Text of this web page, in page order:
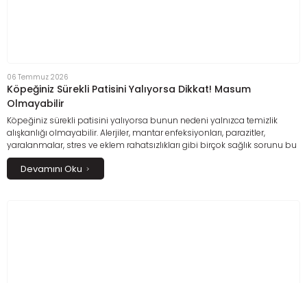
06 Temmuz 2026
Köpeğiniz Sürekli Patisini Yalıyorsa Dikkat! Masum
Olmayabilir
Köpeğiniz sürekli patisini yalıyorsa bunun nedeni yalnızca temizlik
alışkanlığı olmayabilir. Alerjiler, mantar enfeksiyonları, parazitler,
yaralanmalar, stres ve eklem rahatsızlıkları gibi birçok sağlık sorunu bu
davranışa neden olabilir. Bu rehberde köpeklerde sürekli pati yalama
nedenlerini, dikkat edilmesi gereken belirtileri, evde uygulanabilecek
bakım önerilerini ve ne zaman veteriner hekime başvurmanız
Devamını Oku